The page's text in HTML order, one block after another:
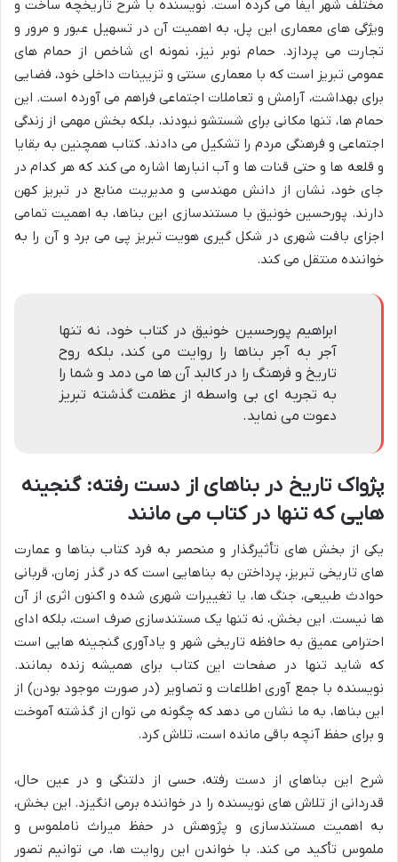
مختلف شهر ایفا می کرده است. نویسنده با شرح تاریخچه ساخت و
ویژگی های معماری این پل، به اهمیت آن در تسهیل عبور و مرور و
تجارت می پردازد. حمام نوبر نیز، نمونه ای شاخص از حمام های
عمومی تبریز است که با معماری سنتی و تزیینات داخلی خود، فضایی
برای بهداشت، آرامش و تعاملات اجتماعی فراهم می آورده است. این
حمام ها، تنها مکانی برای شستشو نبودند، بلکه بخش مهمی از زندگی
اجتماعی و فرهنگی مردم را تشکیل می دادند. کتاب همچنین به بقایا
و قلعه ها و حتی قنات ها و آب انبارها اشاره می کند که هر کدام در
جای خود، نشان از دانش مهندسی و مدیریت منابع در تبریز کهن
دارند. پورحسین خونیق با مستندسازی این بناها، به اهمیت تمامی
اجزای بافت شهری در شکل گیری هویت تبریز پی می برد و آن را به
خواننده منتقل می کند.
ابراهیم پورحسین خونیق در کتاب خود، نه تنها
آجر به آجر بناها را روایت می کند، بلکه روح
تاریخ و فرهنگ را در کالبد آن ها می دمد و شما را
به تجربه ای بی واسطه از عظمت گذشته تبریز
دعوت می نماید.
پژواک تاریخ در بناهای از دست رفته: گنجینه
هایی که تنها در کتاب می مانند
یکی از بخش های تأثیرگذار و منحصر به فرد کتاب بناها و عمارت
های تاریخی تبریز، پرداختن به بناهایی است که در گذر زمان، قربانی
حوادث طبیعی، جنگ ها، یا تغییرات شهری شده و اکنون اثری از آن
ها نیست. این بخش، نه تنها یک مستندسازی صرف است، بلکه ادای
احترامی عمیق به حافظه تاریخی شهر و یادآوری گنجینه هایی است
که شاید تنها در صفحات این کتاب برای همیشه زنده بمانند.
نویسنده با جمع آوری اطلاعات و تصاویر (در صورت موجود بودن) از
این بناها، به ما نشان می دهد که چگونه می توان از گذشته آموخت
و برای حفظ آنچه باقی مانده است، تلاش کرد.
شرح این بناهای از دست رفته، حسی از دلتنگی و در عین حال،
قدردانی از تلاش های نویسنده را در خواننده برمی انگیزد. این بخش،
به اهمیت مستندسازی و پژوهش در حفظ میراث ناملموس و
ملموس تأکید می کند. با خواندن این روایت ها، می توانیم تصور